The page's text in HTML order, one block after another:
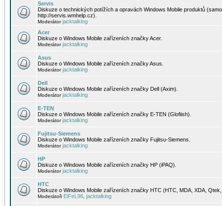
Servis
Diskuze o technických potížích a opravách Windows Mobile produktů
http://servis.wmhelp.cz).
Moderátorjacktalking
Acer
Diskuze o Windows Mobile zařízeních značky Acer.
Moderátorjacktalking
Asus
Diskuze o Windows Mobile zařízeních značky Asus.
Moderátorjacktalking
Dell
Diskuze o Windows Mobile zařízeních značky Dell (Axim).
Moderátorjacktalking
E-TEN
Diskuze o Windows Mobile zařízeních značky E-TEN (Glofiish).
Moderátorjacktalking
Fujitsu-Siemens
Diskuze o Windows Mobile zařízeních značky Fujitsu-Siemens.
Moderátorjacktalking
HP
Diskuze o Windows Mobile zařízeních značky HP (iPAQ).
Moderátorjacktalking
HTC
Diskuze o Windows Mobile zařízeních značky HTC (HTC, MDA, XDA,
Moderátoři EiFeL96 jacktalking